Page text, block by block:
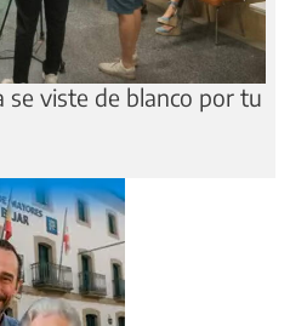
se viste de blanco por tu